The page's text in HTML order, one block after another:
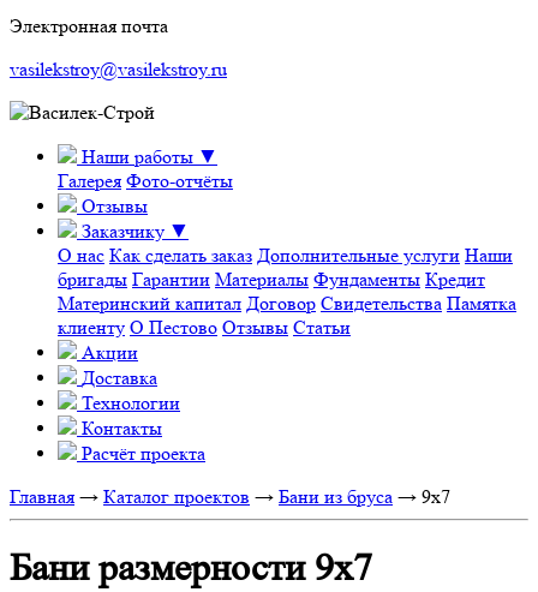
Электронная почта
vasilekstroy@vasilekstroy.ru
Наши работы ▼
Галерея Фото-отчёты
Отзывы
Заказчику ▼
О нас Как сделать заказ Дополнительные услуги Наши
бригады Гарантии Материалы Фундаменты Кредит
Материнский капитал Договор Свидетельства Памятка
клиенту О Пестово Отзывы Статьи
Акции
Доставка
Технологии
Контакты
Расчёт проекта
Главная → Каталог проектов → Бани из бруса → 9x7
Бани размерности 9х7